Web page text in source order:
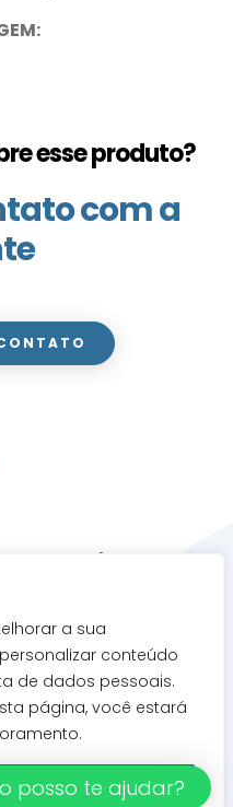
a sua
conteúdo
de dados pessoais.
página, você estará
esse produto?
com a
Birigui
posso te ajudar?